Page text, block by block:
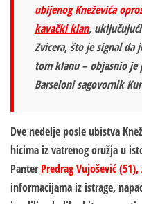
ubijenog Kneževića
kavački klan,
Zvicera, što je signal da
tom klanu – objasnio je
Barseloni sagovornik
Dve nedelje posle ubistva
hicima iz vatrenog oružja u
PanterPredrag Vujošević
informacijama iz istrage,